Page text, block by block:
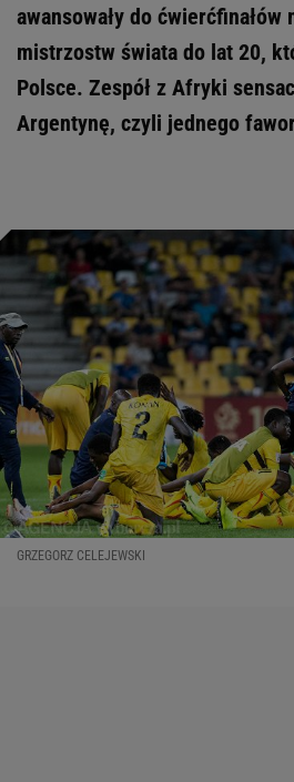
awansowały do ćwierćfinałów
mistrzostw świata do lat 20,
Polsce. Zespół z Afryki
Argentynę, czyli jednego
GRZEGORZ CELEJEWSKI